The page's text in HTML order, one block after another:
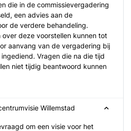
die in de commissievergadering
een advies aan de
de verdere behandeling.
over deze voorstellen kunnen tot
aanvang van de vergadering bij
Vragen die na die tijd
niet tijdig beantwoord kunnen
Willemstad
om een visie voor het